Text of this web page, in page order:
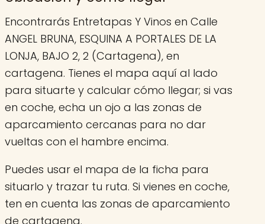
Encontrarás Entretapas Y Vinos en Calle
ANGEL BRUNA, ESQUINA A PORTALES DE LA
LONJA, BAJO 2, 2 (Cartagena), en
cartagena. Tienes el mapa aquí al lado
para situarte y calcular cómo llegar; si vas
en coche, echa un ojo a las zonas de
aparcamiento cercanas para no dar
vueltas con el hambre encima.
Puedes usar el mapa de la ficha para
situarlo y trazar tu ruta. Si vienes en coche,
ten en cuenta las zonas de aparcamiento
de cartagena.